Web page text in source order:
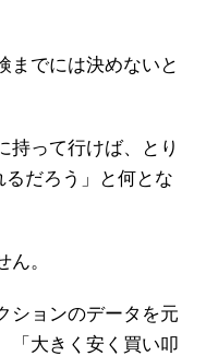
までには決めないと
持って行けば、とり
るだろう」と何とな
。
ションのデータを元
「大きく安く買い叩